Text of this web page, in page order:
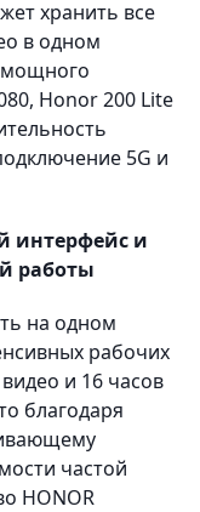
хранить все
в одном
Honor 200 Lite
5G и
интерфейс и
работы
на одном
рабочих
и 16 часов
благодаря
частой
HONOR